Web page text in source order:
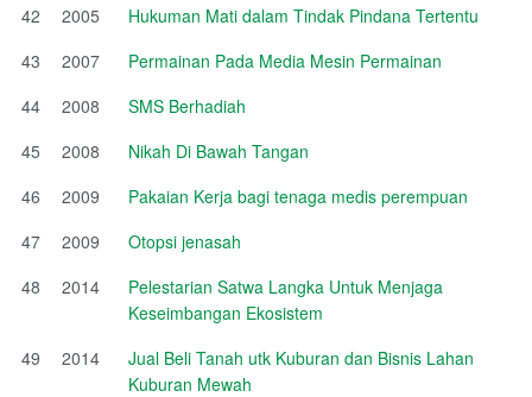
42
2005
Hukuman Mati dalam Tindak Pindana Tertentu
43
2007
Permainan Pada Media Mesin Permainan
44
2008
SMS Berhadiah
45
2008
Nikah Di Bawah Tangan
46
2009
Pakaian Kerja bagi tenaga medis perempuan
47
2009
Otopsi jenasah
48
2014
Pelestarian Satwa Langka Untuk Menjaga
Keseimbangan Ekosistem
49
2014
Jual Beli Tanah utk Kuburan dan Bisnis Lahan
Kuburan Mewah